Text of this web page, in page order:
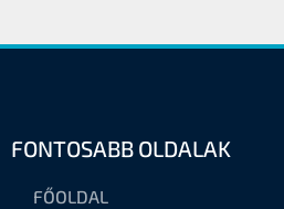
FONTOSABB OLDALAK
FŐOLDAL